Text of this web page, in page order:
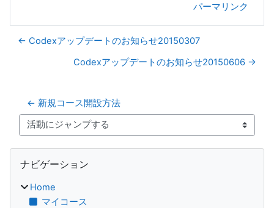
パーマリンク
← Codexアップデートのお知らせ20150307
Codexアップデートのお知らせ20150606 →
← 新規コース開設方法
活動にジャンプする
ブロック
ナビゲーション
Home
マイコース